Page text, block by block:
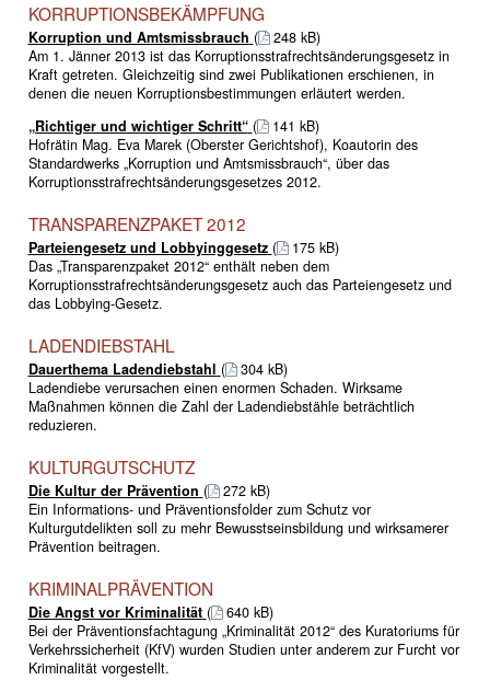
KORRUPTIONSBEKÄMPFUNG
Korruption und Amtsmissbrauch (
248 kB)
Am 1. Jänner 2013 ist das Korruptionsstrafrechtsänderungsgesetz in
Kraft getreten. Gleichzeitig sind zwei Publikationen erschienen, in
denen die neuen Korruptionsbestimmungen erläutert werden.
„Richtiger und wichtiger Schritt“ (
141 kB)
Hofrätin Mag. Eva Marek (Oberster Gerichtshof), Koautorin des
Standardwerks „Korruption und Amtsmissbrauch“, über das
Korruptionsstrafrechtsänderungsgesetzes 2012.
TRANSPARENZPAKET 2012
Parteiengesetz und Lobbyinggesetz (
175 kB)
Das „Transparenzpaket 2012“ enthält neben dem
Korruptionsstrafrechtsänderungsgesetz auch das Parteiengesetz und
das Lobbying-Gesetz.
LADENDIEBSTAHL
Dauerthema Ladendiebstahl (
304 kB)
Ladendiebe verursachen einen enormen Schaden. Wirksame
Maßnahmen können die Zahl der Ladendiebstähle beträchtlich
reduzieren.
KULTURGUTSCHUTZ
Die Kultur der Prävention (
272 kB)
Ein Informations- und Präventionsfolder zum Schutz vor
Kulturgutdelikten soll zu mehr Bewusstseinsbildung und wirksamerer
Prävention beitragen.
KRIMINALPRÄVENTION
Die Angst vor Kriminalität (
640 kB)
Bei der Präventionsfachtagung „Kriminalität 2012“ des Kuratoriums für
Verkehrssicherheit (KfV) wurden Studien unter anderem zur Furcht vor
Kriminalität vorgestellt.